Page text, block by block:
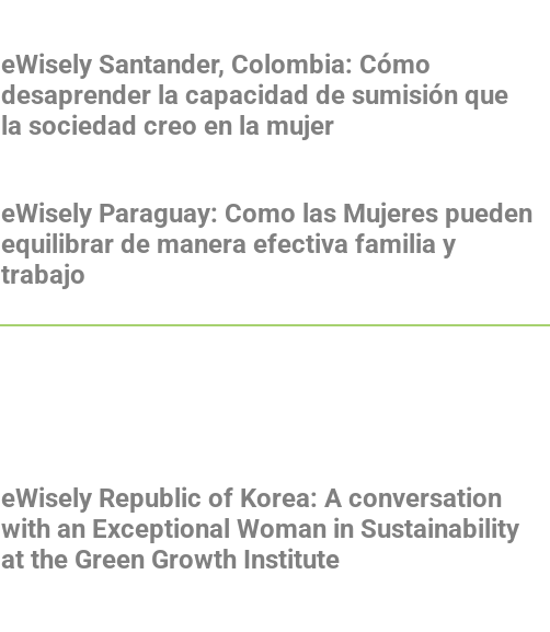
eWisely Santander, Colombia: Cómo
desaprender la capacidad de sumisión que
la sociedad creo en la mujer
eWisely Paraguay: Como las Mujeres pueden
equilibrar de manera efectiva familia y
trabajo
eWisely Republic of Korea: A conversation
with an Exceptional Woman in Sustainability
at the Green Growth Institute